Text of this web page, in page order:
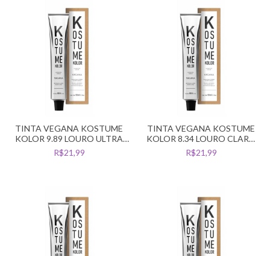
TINTA VEGANA KOSTUME
KOLOR 9.89 LOURO ULTRA
CLARO PEROLA
R$21,99
TINTA VEGANA KOSTUME
KOLOR 8.34 LOURO CLARO
DOURADO ACOBREADO
R$21,99